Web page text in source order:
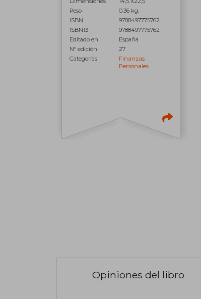
Peso
0.36 kg.
ISBN
9788497775762
ISBN13
9788497775762
Editado en
España
N° edición
27
Categorías
Finanzas
Personales
Opiniones del libro